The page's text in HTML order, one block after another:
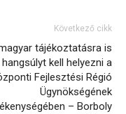
Következő cikk
tájékoztatásra is
hangsúlyt kell helyezni a
Fejlesztési Régió
Ügynökségének
– Borboly